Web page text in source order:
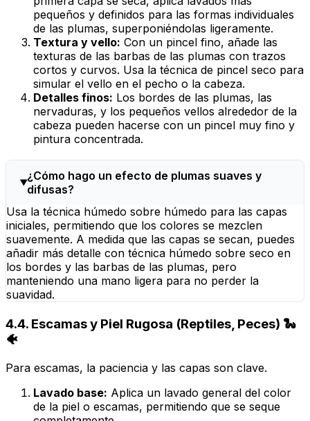
pequeños y definidos para las formas individuales
de las plumas, superponiéndolas ligeramente.
Textura y vello: Con un pincel fino, añade las
texturas de las barbas de las plumas con trazos
cortos y curvos. Usa la técnica de pincel seco para
simular el vello en el pecho o la cabeza.
Detalles finos: Los bordes de las plumas, las
nervaduras, y los pequeños vellos alrededor de la
cabeza pueden hacerse con un pincel muy fino y
pintura concentrada.
¿Cómo hago un efecto de plumas suaves y
difusas?
Usa la técnica húmedo sobre húmedo para las capas
iniciales, permitiendo que los colores se mezclen
suavemente. A medida que las capas se secan, puedes
añadir más detalle con técnica húmedo sobre seco en
los bordes y las barbas de las plumas, pero
manteniendo una mano ligera para no perder la
suavidad.
4.4. Escamas y Piel Rugosa (Reptiles, Peces) 🐍
🐠
Para escamas, la paciencia y las capas son clave.
Lavado base: Aplica un lavado general del color
de la piel o escamas, permitiendo que se seque